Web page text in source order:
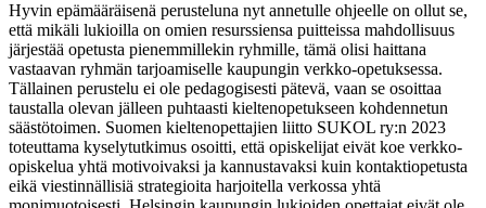
Hyvin epämääräisenä perusteluna nyt annetulle ohjeelle on ollut se,
että mikäli lukioilla on omien resurssiensa puitteissa mahdollisuus
järjestää opetusta pienemmillekin ryhmille, tämä olisi haittana
vastaavan ryhmän tarjoamiselle kaupungin verkko-opetuksessa.
Tällainen perustelu ei ole pedagogisesti pätevä, vaan se osoittaa
taustalla olevan jälleen puhtaasti kieltenopetukseen kohdennetun
säästötoimen. Suomen kieltenopettajien liitto SUKOL ry:n 2023
toteuttama kyselytutkimus osoitti, että opiskelijat eivät koe verkko-
opiskelua yhtä motivoivaksi ja kannustavaksi kuin kontaktiopetusta
eikä viestinnällisiä strategioita harjoitella verkossa yhtä